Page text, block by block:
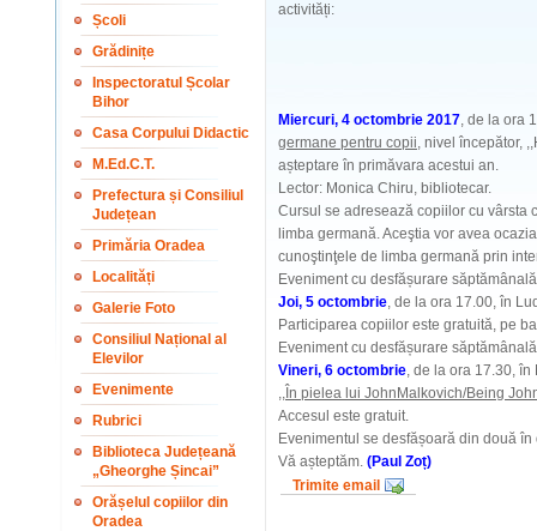
Școli
Grădinițe
Inspectoratul Școlar
Bihor
Casa Corpului Didactic
M.Ed.C.T.
Prefectura și Consiliul
Județean
Primăria Oradea
Localități
Galerie Foto
Consiliul Național al
Elevilor
Evenimente
Rubrici
Biblioteca Județeană
„Gheorghe Șincai”
Orășelul copiilor din
Oradea
activități:
Miercuri, 4 octombrie 2017, de la ora
germane pentru copii, nivel începător,
așteptare în primăvara acestui an.
Lector: Monica Chiru, bibliotecar.
Cursul se adresează copiilor cu vârsta
limba germană. Aceştia vor avea
cunoştinţele de limba germană prin
Eveniment cu desfășurare
Joi, 5 octombrie, de la ora 17.00, în
Participarea copiilor este gratuită, pe
Eveniment cu desfășurare
Vineri, 6 octombrie, de la ora 17.30,
,,În pielea lui JohnMalkovich/Being
Accesul este gratuit.
Evenimentul se desfășoară din două
Vă așteptăm. (Paul Zoț)
Trimite email